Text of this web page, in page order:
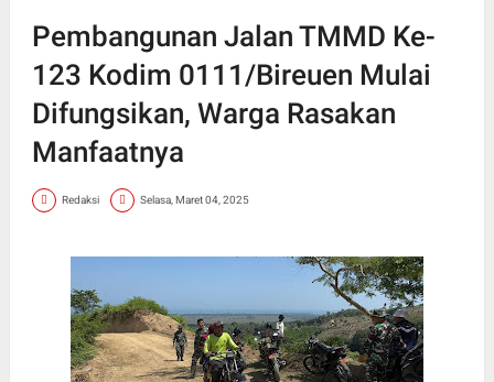
Pembangunan Jalan TMMD Ke-
123 Kodim 0111/Bireuen Mulai
Difungsikan, Warga Rasakan
Manfaatnya
Redaksi Selasa, Maret 04, 2025